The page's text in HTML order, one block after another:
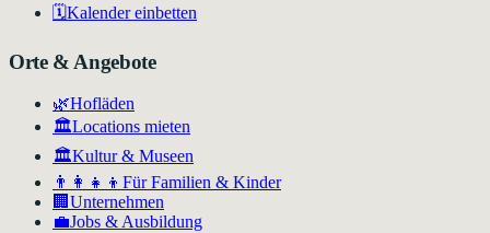
🗓️Kalender einbetten
Orte & Angebote
🌿Hofläden
🏛️Locations mieten
🏛Kultur & Museen
👨‍👩‍👧‍👦 Für Familien & Kinder
🏢 Unternehmen
💼Jobs & Ausbildung